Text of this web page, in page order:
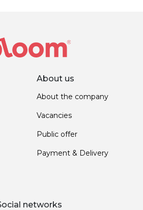
About us
About the company
Vacancies
Public offer
Payment & Delivery
networks